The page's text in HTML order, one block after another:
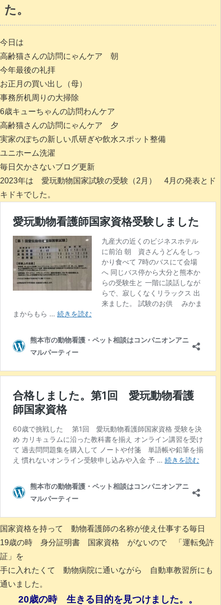
た。
今日は
高齢猫さんの訪問にゃんケア 朝
今年最後の礼拝
お正月の買い出し（母）
事務所机周りの大掃除
6歳キューちゃんの訪問わんケア
高齢猫さんの訪問にゃんケア 夕
実家のぽちの新しい爪研ぎや飲水スポット整備
ユニホーム洗濯
毎日欠かさないブログ更新
2023年は 愛玩動物国家試験の受験（2月） 4月の発表とド
キドキでした。
国家資格を持って 動物看護師の名称が使え仕事する毎日
19歳の時 身分証明書 国家資格 がないので 「運転免許
証」を
手に入れたくて 動物病院に通いながら 自動車教習所にも
通いました。
20歳の時 生きる目的を見つけました。。